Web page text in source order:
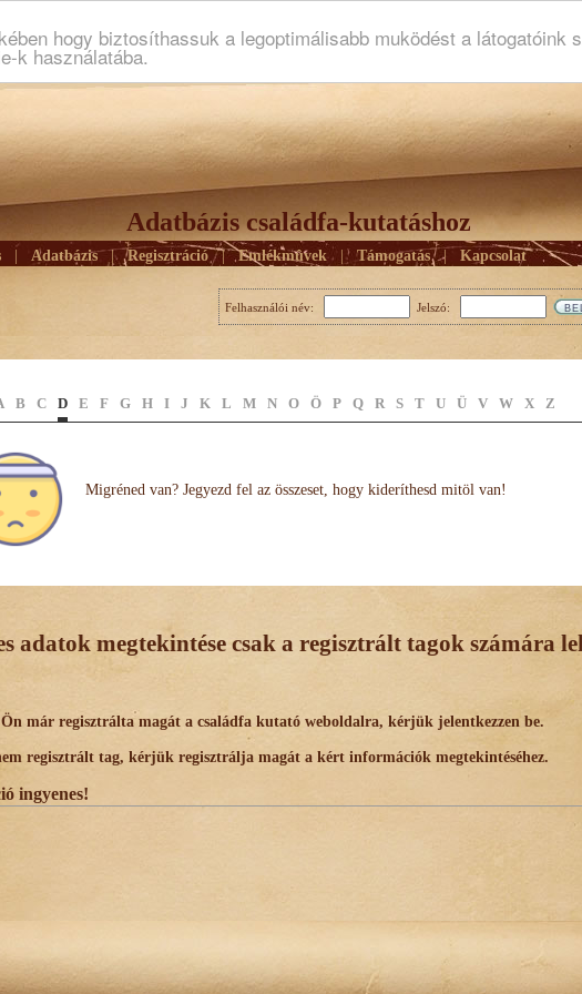
hogy biztosíthassuk a legoptimálisabb muködést a látogatóink
k használatába.
Adatbázis családfa-kutatáshoz
Adatbázis | Regisztráció | Emlékmûvek | Támogatás | Kapcsolat
Felhasználói név: Jelszó:
B C D E F G H I J K L M N O Ö P Q R S T U Ü V W X Z
Migréned van? Jegyezd fel az összeset, hogy kideríthesd mitöl van!
adatok megtekintése csak a regisztrált tagok számára
már regisztrálta magát a családfa kutató weboldalra, kérjük jelentkezzen be.
regisztrált tag, kérjük regisztrálja magát a kért információk megtekintéséhez.
ingyenes!